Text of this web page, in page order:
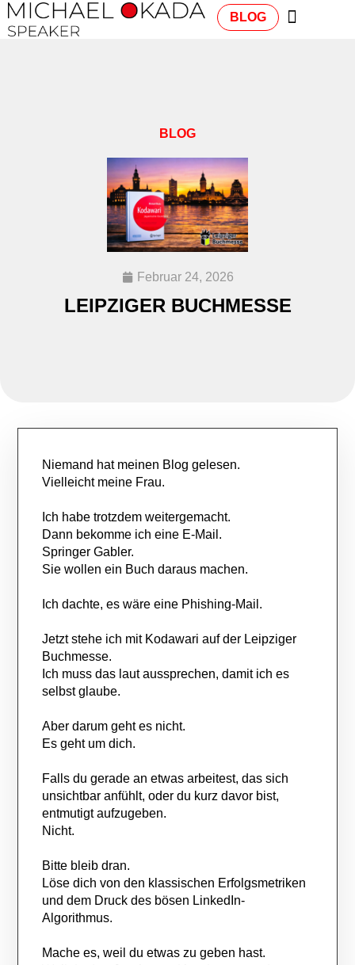
BLOG
BLOG
Februar 24, 2026
LEIPZIGER BUCHMESSE
Niemand hat meinen Blog gelesen.
Vielleicht meine Frau.
Ich habe trotzdem weitergemacht.
Dann bekomme ich eine E-Mail.
Springer Gabler.
Sie wollen ein Buch daraus machen.
Ich dachte, es wäre eine Phishing-Mail.
Jetzt stehe ich mit Kodawari auf der Leipziger
Buchmesse.
Ich muss das laut aussprechen, damit ich es
selbst glaube.
Aber darum geht es nicht.
Es geht um dich.
Falls du gerade an etwas arbeitest, das sich
unsichtbar anfühlt, oder du kurz davor bist,
entmutigt aufzugeben.
Nicht.
Bitte bleib dran.
Löse dich von den klassischen Erfolgsmetriken
und dem Druck des bösen LinkedIn-
Algorithmus.
Mache es, weil du etwas zu geben hast.